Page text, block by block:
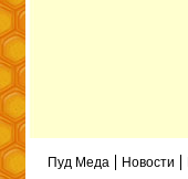
Пуд Меда Новости